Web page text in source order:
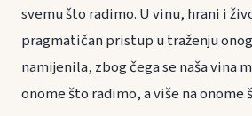
svemu što radimo. U vinu, hrani i
pragmatičan pristup u traženju
namijenila, zbog čega se naša vina
onome što radimo, a više na onome